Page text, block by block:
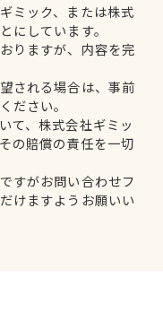
ミック、または株式
にしています。
りますが、内容を完
される場合は、事前
ださい。
て、株式会社ギミッ
の賠償の責任を一切
すがお問い合わせフ
けますようお願いい